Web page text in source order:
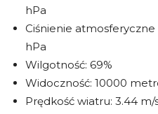
hPa
Ciśnienie
hPa
Wilgotność: 69%
Widoczność: 10000
Prędkość wiatru: 3.44 m/